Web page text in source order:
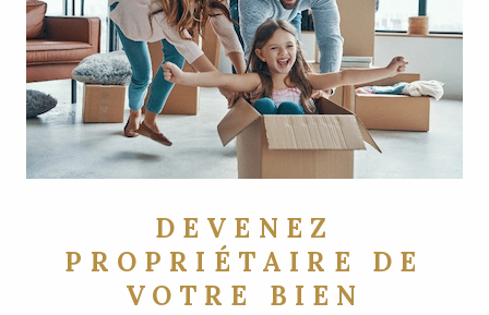
DEVENEZ
PROPRIÉTAIRE DE
VOTRE BIEN